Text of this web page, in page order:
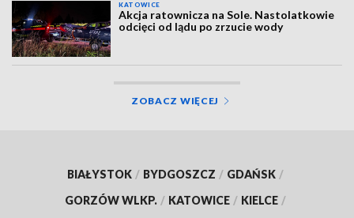
KATOWICE
Akcja ratownicza na Sole. Nastolatkowie
odcięci od lądu po zrzucie wody
ZOBACZ WIĘCEJ
BIAŁYSTOK / BYDGOSZCZ / GDAŃSK /
GORZÓW WLKP. / KATOWICE / KIELCE /